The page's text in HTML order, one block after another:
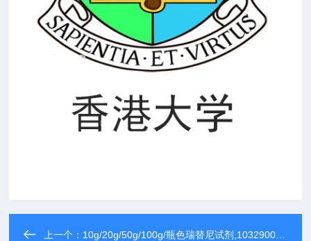
上一个： 10g/20g/50g/100g/瓶色瑞替尼试剂,1032900-25-6